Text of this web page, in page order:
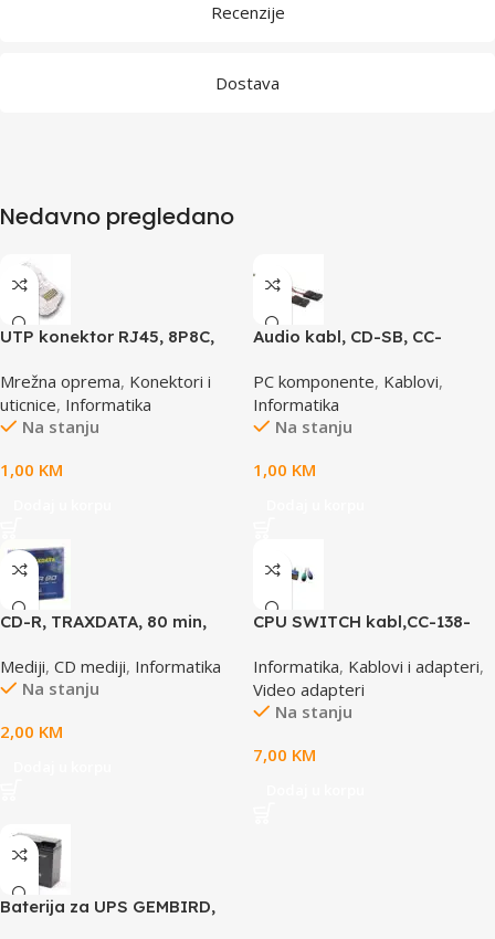
Recenzije
Dostava
Nedavno pregledano
UTP konektor RJ45, 8P8C,
Mrežna oprema, Konektori i
uticnice, Informatika
Na stanju
1,00 KM
Audio kabl, CD-SB, CC-
PC komponente, Kablovi,
Informatika
Na stanju
1,00 KM
CD-R, TRAXDATA, 80 min,
Mediji, CD mediji, Informatika
Na stanju
2,00 KM
CPU SWITCH kabl,CC-138-
Informatika, Kablovi i adapteri,
Video adapteri
Na stanju
7,00 KM
Baterija za UPS GEMBIRD,